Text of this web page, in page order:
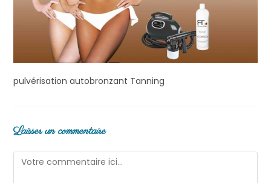
pulvérisation autobronzant Tanning
Laisser un commentaire